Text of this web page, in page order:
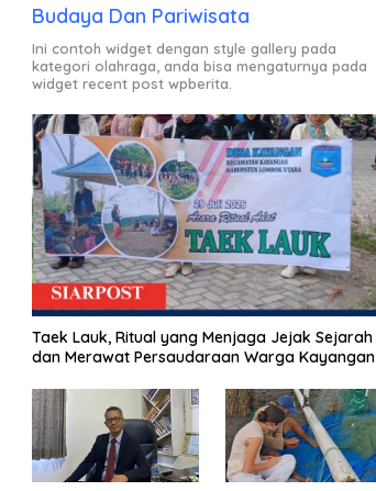
Budaya Dan Pariwisata
Ini contoh widget dengan style gallery pada
kategori olahraga, anda bisa mengaturnya pada
widget recent post wpberita.
Taek Lauk, Ritual yang Menjaga Jejak Sejarah
dan Merawat Persaudaraan Warga Kayangan